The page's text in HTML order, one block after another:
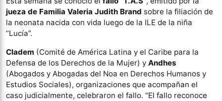
jueza de Familia Valeria Judith Brand sobre la filiación de
la neonata nacida con vida luego de la ILE de la niña
“Lucía”.
Cladem (Comité de América Latina y el Caribe para la
Defensa de los Derechos de la Mujer) y Andhes
(Abogados y Abogadas del Noa en Derechos Humanos y
Estudios Sociales), organizaciones que acompañan el
caso judicialmente, celebraron el fallo. “El fallo reconoce